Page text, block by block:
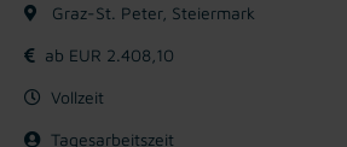
Graz-St. Peter, Steiermark
ab EUR 2.408,10
Vollzeit
Tagesarbeitszeit